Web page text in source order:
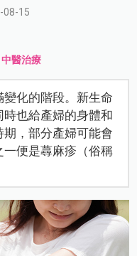
08-15
中醫治療
化的階段。新生命
也給產婦的身體和
，部分產婦可能會
便是蕁麻疹（俗稱